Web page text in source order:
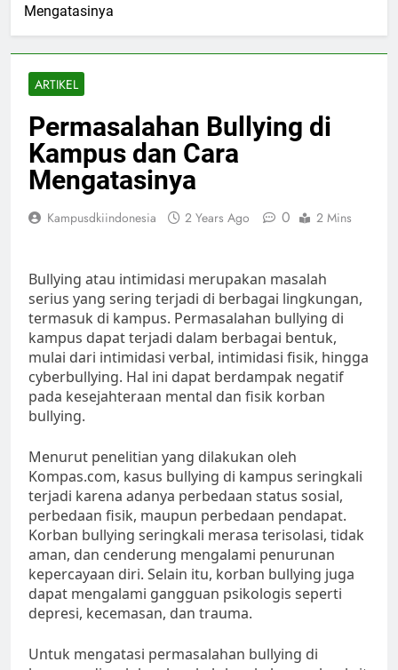
Mengatasinya
ARTIKEL
Permasalahan Bullying di
Kampus dan Cara
Mengatasinya
Kampusdkiindonesia 2 Years Ago 0 2 Mins
Bullying atau intimidasi merupakan masalah
serius yang sering terjadi di berbagai lingkungan,
termasuk di kampus. Permasalahan bullying di
kampus dapat terjadi dalam berbagai bentuk,
mulai dari intimidasi verbal, intimidasi fisik, hingga
cyberbullying. Hal ini dapat berdampak negatif
pada kesejahteraan mental dan fisik korban
bullying.
Menurut penelitian yang dilakukan oleh
Kompas.com, kasus bullying di kampus seringkali
terjadi karena adanya perbedaan status sosial,
perbedaan fisik, maupun perbedaan pendapat.
Korban bullying seringkali merasa terisolasi, tidak
aman, dan cenderung mengalami penurunan
kepercayaan diri. Selain itu, korban bullying juga
dapat mengalami gangguan psikologis seperti
depresi, kecemasan, dan trauma.
Untuk mengatasi permasalahan bullying di